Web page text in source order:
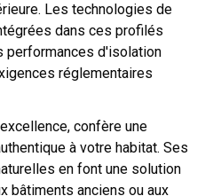
Les technologies de
dans ces profilés
performances d'isolation
réglementaires
confère une
à votre habitat. Ses
en font une solution
bâtiments anciens ou aux